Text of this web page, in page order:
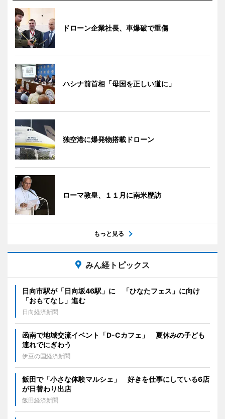
ドローン企業社長、車爆破で重傷
ハシナ前首相「母国を正しい道に」
独空港に爆発物搭載ドローン
ローマ教皇、１１月に南米歴訪
もっと見る
みん経トピックス
日向市駅が「日向坂46駅」に 「ひなたフェス」に向け
「おもてなし」進む
日向経済新聞
函南で地域交流イベント「D-Cカフェ」 夏休みの子ども
連れでにぎわう
伊豆の国経済新聞
飯田で「小さな体験マルシェ」 好きを仕事にしている6店
が日替わり出店
飯田経済新聞